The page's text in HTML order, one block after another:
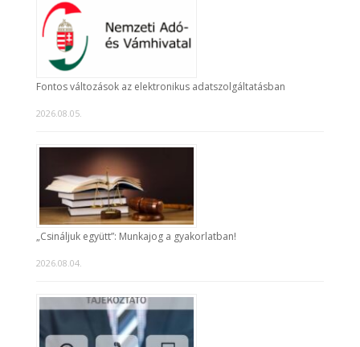
Fontos változások az elektronikus adatszolgáltatásban
2026.08.05.
„Csináljuk együtt”: Munkajog a gyakorlatban!
2026.08.04.